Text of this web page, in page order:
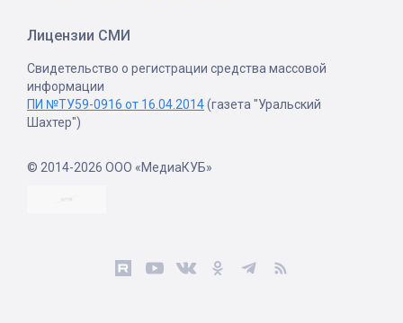
Лицензии СМИ
Свидетельство о регистрации средства массовой
информации
ПИ №ТУ59-0916 от 16.04.2014(газета "Уральский
Шахтер")
© 2014-2026 ООО «МедиаКУБ»